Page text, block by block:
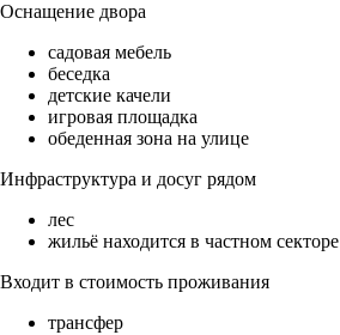
Оснащение двора
садовая мебель
беседка
детские качели
игровая площадка
обеденная зона на улице
Инфраструктура и досуг рядом
лес
жильё находится в частном секторе
Входит в стоимость проживания
трансфер